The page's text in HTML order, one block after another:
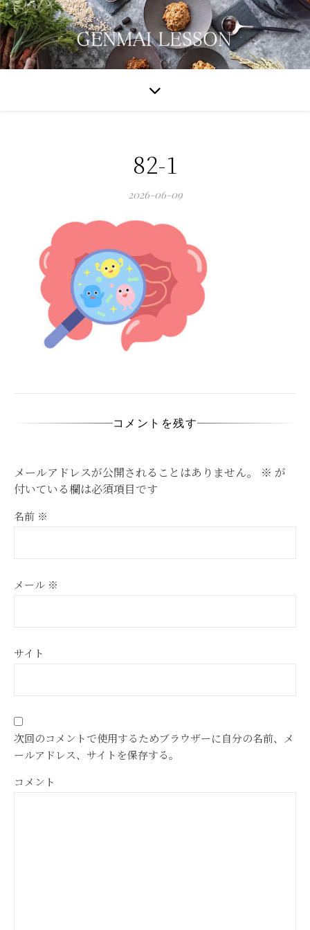
82-1
2026-06-09
コメントを残す
メールアドレスが公開されることはありません。 ※ が
付いている欄は必須項目です
名前 ※
メール ※
サイト
次回のコメントで使用するためブラウザーに自分の名前、メ
ールアドレス、サイトを保存する。
コメント